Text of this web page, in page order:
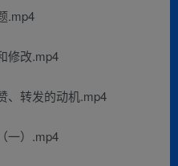
.mp4
修改.mp4
、转发的动机.mp4
一）.mp4